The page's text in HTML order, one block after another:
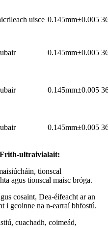
uisce 0.145mm±0.005
0.145mm±0.005
0.145mm±0.005
0.145mm±0.005
ultraivialait:
tionscal
agus tionscal maisc bróga.
cosaint, Dea-éifeacht ar an
i gcoinne na n-earraí bhfostú.
cuachadh, coimeád,